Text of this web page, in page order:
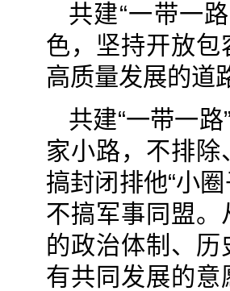
共建“一带一
色，坚持开放
高质量发展的道
共建“一带一
家小路，不排
搞封闭排他“小
不搞军事同盟
的政治体制、
有共同发展的